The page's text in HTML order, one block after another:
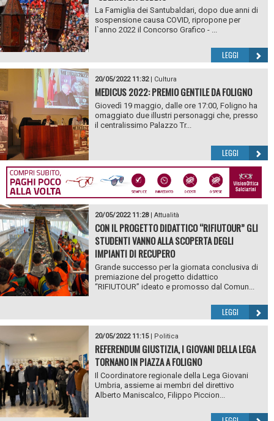
La Famiglia dei Santubaldari, dopo due anni di
sospensione causa COVID, ripropone per
l`anno 2022 il Concorso Grafico - ...
LEGGI
20/05/2022 11:32| Cultura
MEDICUS 2022: PREMIO GENTILE DA FOLIGNO
Giovedì 19 maggio, dalle ore 17:00, Foligno ha
omaggiato due illustri personaggi che, presso
il centralissimo Palazzo Tr...
LEGGI
20/05/2022 11:28| Attualità
CON IL PROGETTO DIDATTICO “RIFIUTOUR” GLI
STUDENTI VANNO ALLA SCOPERTA DEGLI
IMPIANTI DI RECUPERO
Grande successo per la giornata conclusiva di
premiazione del progetto didattico
“RIFIUTOUR” ideato e promosso dal Comun...
LEGGI
20/05/2022 11:15| Politica
REFERENDUM GIUSTIZIA, I GIOVANI DELLA LEGA
TORNANO IN PIAZZA A FOLIGNO
Il Coordinatore regionale della Lega Giovani
Umbria, assieme ai membri del direttivo
Alberto Maniscalco, Filippo Piccion...